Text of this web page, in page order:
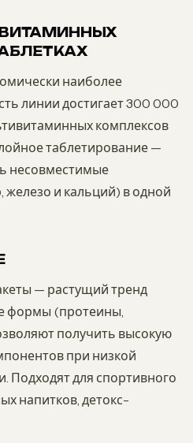
наиболее
линии достигает 300 000
комплексов
таблетирование —
несовместимые
и кальций) в одной
— растущий тренд
формы (протеины,
получить высокую
при низкой
Подходят для спортивного
напитков, детокс-